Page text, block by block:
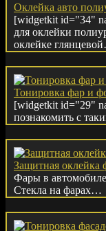
Оклейка авто
[widgetkit id="34"
для оклейки
оклейке
Тонировка фар и
[widgetkit id="29"
познакомить с
Защитная оклейка
Фары в
Стекла на фарах…